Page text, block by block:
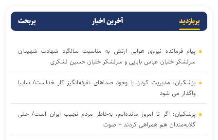
پربازدید آخرین اخبار پربحث
پیام فرمانده نیروی هوایی ارتش به مناسبت سالگرد شهادت شهیدان
سرلشکر خلبان عباس بابایی و سرلشکر خلبان حسین لشکری
پزشکیان: مدیریت کردن با وجود صداهای تفرقه‌انگیز کار خداست/ سایپا
واگذار می شود
پزشکیان: اگر تا امروز مانده‌ایم، به‌خاطر مردم نجیب ایران است/ حتی
گلایه‌مندان هم همراهی کردند + صوت